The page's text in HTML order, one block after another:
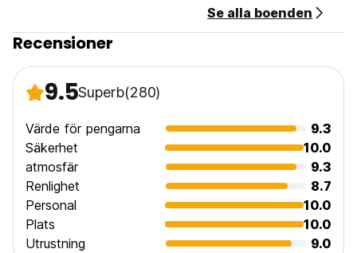
boendet är endast lämpligt för bonafide backpackers och
du behöver ett internationellt pass för incheckning.
from original language)
Se alla boenden
Recensioner
9.5Superb(280)
Värde för pengarna
9.3
Säkerhet
10.0
atmosfär
9.3
Renlighet
8.7
Personal
10.0
Plats
10.0
Utrustning
9.0